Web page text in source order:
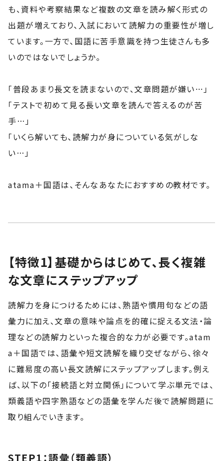
も、資料や考察結果など複数の文章を読み解く形式の
出題が増えており、入試において読解力の重要性が増し
ています。一方で、国語に苦手意識を持つ生徒さんも多
いのではないでしょうか。
「普段あまり長文を読まないので、文章問題が嫌い…」
「テストで初めて見る長い文章を読んで答えるのが苦
手…」
「いくら解いても、読解力が身についている気がしな
い…」
atama＋国語は、そんなあなたにおすすめの教材です。
【特徴1】基礎からはじめて、長く複雑
な文章にステップアップ
読解力を身につけるためには、熟語や慣用句などの語
彙力に加え、文章の意味や論点を的確に捉える文法・論
理などの読解力といった複合的な力が必要です。atam
a＋国語では、語彙や短文読解を織り交ぜながら、徐々
に難易度の高い長文読解にステップアップします。例え
ば、以下の「接続語と対立関係」について学ぶ単元では、
類義語や四字熟語などの語彙を学んだ後で読解問題に
取り組んでいきます。
STEP1：語彙（類義語）